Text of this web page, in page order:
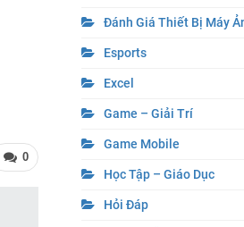
0
Đánh Giá Thiết Bị Máy
Esports
Excel
Game – Giải Trí
Game Mobile
Học Tập – Giáo Dục
Hỏi Đáp